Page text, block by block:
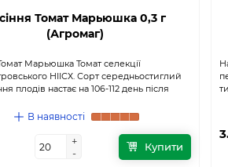
Томат Марьюшка 0,3 г
(Агромаг)
Марьюшка Томат селекції
НІІСХ. Сорт середньостиглий
плодів настає на 106-112 день після
В наявності
+
-
+
-
Купити